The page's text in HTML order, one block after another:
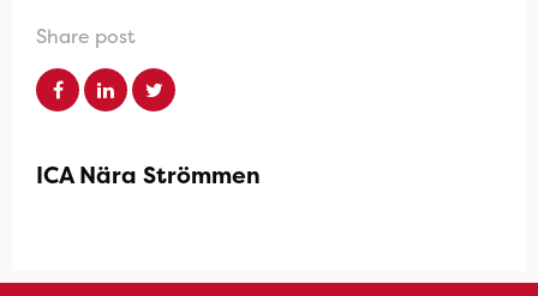
Share post
ICA Nära Strömmen